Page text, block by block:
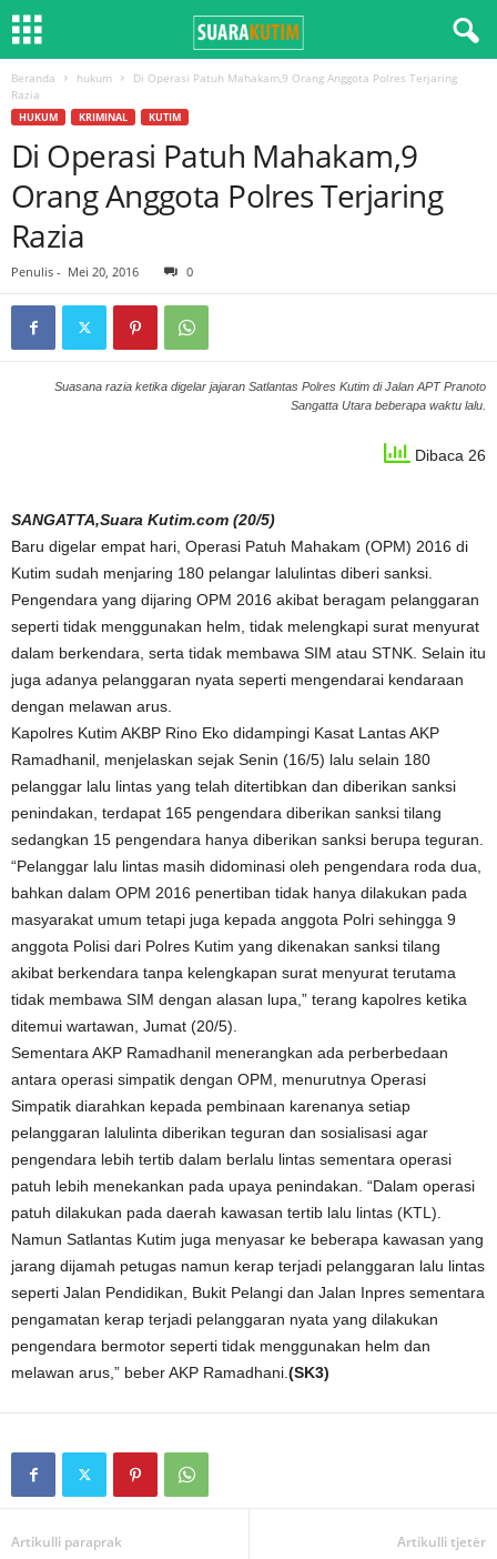
Beranda hukum
Di Operasi Patuh Mahakam,9 Orang Anggota Polres Terjaring
Razia
HUKUM KRIMINAL KUTIM
Di Operasi Patuh Mahakam,9
Orang Anggota Polres Terjaring
Razia
Penulis - Mei 20, 2016 0
Suasana razia ketika digelar jajaran Satlantas Polres Kutim di Jalan APT Pranoto
Sangatta Utara beberapa waktu lalu.
Dibaca 26
SANGATTA,Suara Kutim.com (20/5)
Baru digelar empat hari, Operasi Patuh Mahakam (OPM) 2016 di
Kutim sudah menjaring 180 pelangar lalulintas diberi sanksi.
Pengendara yang dijaring OPM 2016 akibat beragam pelanggaran
seperti tidak menggunakan helm, tidak melengkapi surat menyurat
dalam berkendara, serta tidak membawa SIM atau STNK. Selain itu
juga adanya pelanggaran nyata seperti mengendarai kendaraan
dengan melawan arus.
Kapolres Kutim AKBP Rino Eko didampingi Kasat Lantas AKP
Ramadhanil, menjelaskan sejak Senin (16/5) lalu selain 180
pelanggar lalu lintas yang telah ditertibkan dan diberikan sanksi
penindakan, terdapat 165 pengendara diberikan sanksi tilang
sedangkan 15 pengendara hanya diberikan sanksi berupa teguran.
“Pelanggar lalu lintas masih didominasi oleh pengendara roda dua,
bahkan dalam OPM 2016 penertiban tidak hanya dilakukan pada
masyarakat umum tetapi juga kepada anggota Polri sehingga 9
anggota Polisi dari Polres Kutim yang dikenakan sanksi tilang
akibat berkendara tanpa kelengkapan surat menyurat terutama
tidak membawa SIM dengan alasan lupa,” terang kapolres ketika
ditemui wartawan, Jumat (20/5).
Sementara AKP Ramadhanil menerangkan ada perberbedaan
antara operasi simpatik dengan OPM, menurutnya Operasi
Simpatik diarahkan kepada pembinaan karenanya setiap
pelanggaran lalulinta diberikan teguran dan sosialisasi agar
pengendara lebih tertib dalam berlalu lintas sementara operasi
patuh lebih menekankan pada upaya penindakan. “Dalam operasi
patuh dilakukan pada daerah kawasan tertib lalu lintas (KTL).
Namun Satlantas Kutim juga menyasar ke beberapa kawasan yang
jarang dijamah petugas namun kerap terjadi pelanggaran lalu lintas
seperti Jalan Pendidikan, Bukit Pelangi dan Jalan Inpres sementara
pengamatan kerap terjadi pelanggaran nyata yang dilakukan
pengendara bermotor seperti tidak menggunakan helm dan
melawan arus,” beber AKP Ramadhani. (SK3)
Artikulli paraprak Artikulli tjetër